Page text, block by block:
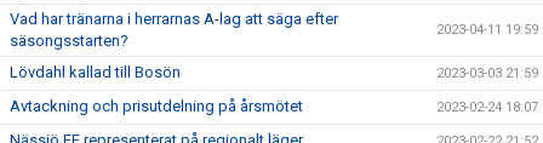
Vad har tränarna i herrarnas A-lag att säga efter
säsongsstarten?
2023-04-11 19:59
Lövdahl kallad till Bosön 2023-03-03 21:59
Avtackning och prisutdelning på årsmötet 2023-02-24 18:07